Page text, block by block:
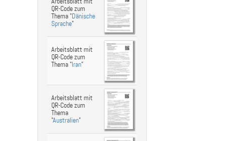
QR-Code zum
Thema "Dänische
Sprache"
Arbeitsblatt mit
QR-Code zum
Thema "Iran"
Arbeitsblatt mit
QR-Code zum
Thema
"Australien"